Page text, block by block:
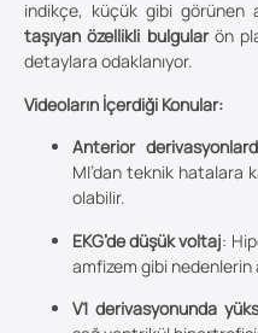
indikçe, küçük gibi görünen
taşıyan özellikli bulgularön
detaylara odaklanıyor.
Videoların İçerdiği Konular:
Anterior
MI’dan teknik hatalara
olabilir.
EKG’de düşük voltaj:
amfizem gibi nedenlerin
V1 derivasyonunda